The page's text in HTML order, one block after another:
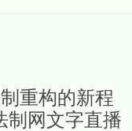
重构的新程
网文字直播